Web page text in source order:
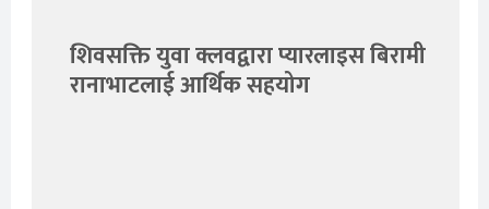
शिवसक्ति युवा क्लवद्वारा प्यारलाइस बिरामी
रानाभाटलाई आर्थिक सहयोग